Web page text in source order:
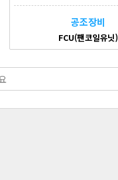
공조장비
FCU(팬코일유닛)